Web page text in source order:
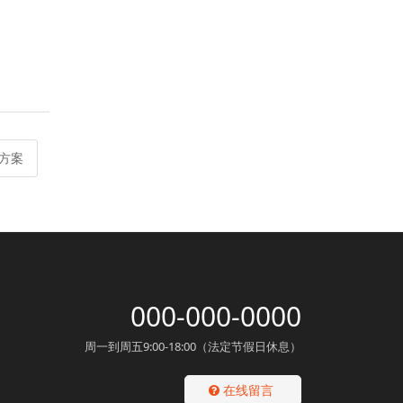
案
000-000-0000
周一到周五9:00-18:00（法定节假日休息）
在线留言